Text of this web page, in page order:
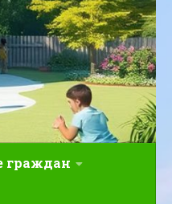
граждан